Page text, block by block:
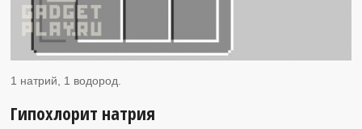
1 натрий, 1 водород.
Гипохлорит натрия